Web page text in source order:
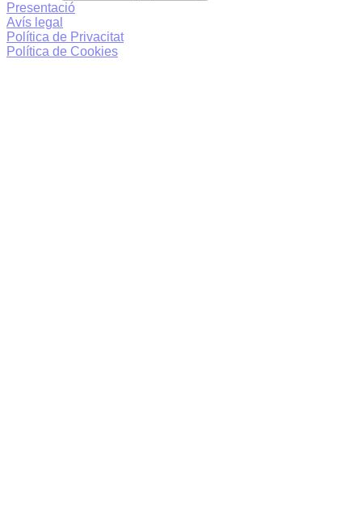
Presentació
Avís legal
Política de Privacitat
Política de Cookies